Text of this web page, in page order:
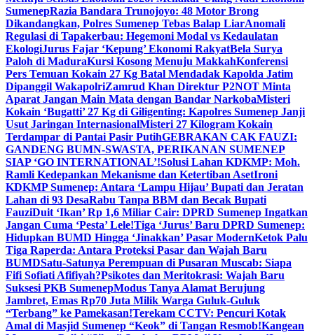
SumenepRazia Bandara Trunojoyo: 48 Motor Brong
Dikandangkan, Polres Sumenep Tebas Balap LiarAnomali
Regulasi di Tapakerbau: Hegemoni Modal vs Kedaulatan
EkologiJurus Fajar ‘Kepung’ Ekonomi RakyatBela Surya
Paloh di MaduraKursi Kosong Menuju MakkahKonferensi
Pers Temuan Kokain 27 Kg Batal Mendadak Kapolda Jatim
Dipanggil WakapolriZamrud Khan Direktur P2NOT Minta
Aparat Jangan Main Mata dengan Bandar NarkobaMisteri
Kokain ‘Bugatti’ 27 Kg di Giligenting: Kapolres Sumenep Janji
Usut Jaringan InternasionalMisteri 27 Kilogram Kokain
Terdampar di Pantai Pasir PutihGEBRAKAN CAK FAUZI:
GANDENG BUMN-SWASTA, PERIKANAN SUMENEP
SIAP ‘GO INTERNATIONAL’!Solusi Lahan KDKMP: Moh.
Ramli Kedepankan Mekanisme dan Ketertiban AsetIroni
KDKMP Sumenep: Antara ‘Lampu Hijau’ Bupati dan Jeratan
Lahan di 93 DesaRabu Tanpa BBM dan Becak Bupati
FauziDuit ‘Ikan’ Rp 1,6 Miliar Cair: DPRD Sumenep Ingatkan
Jangan Cuma ‘Pesta’ Lele!Tiga ‘Jurus’ Baru DPRD Sumenep:
Hidupkan BUMD Hingga ‘Jinakkan’ Pasar ModernKetok Palu
Tiga Raperda: Antara Proteksi Pasar dan Wajah Baru
BUMDSatu-Satunya Perempuan di Pusaran Muscab: Siapa
Fifi Sofiati Afifiyah?Psikotes dan Meritokrasi: Wajah Baru
Suksesi PKB SumenepModus Tanya Alamat Berujung
Jambret, Emas Rp70 Juta Milik Warga Guluk-Guluk
“Terbang” ke Pamekasan!Terekam CCTV: Pencuri Kotak
Amal di Masjid Sumenep “Keok” di Tangan Resmob!Kangean